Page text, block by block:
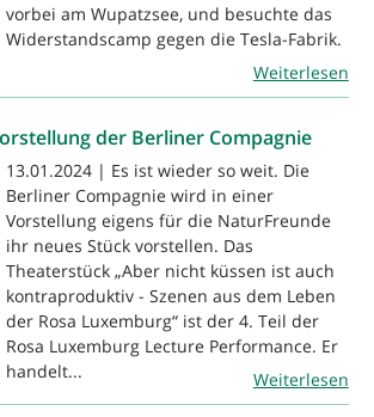
vorbei am Wupatzsee, und besuchte das
Widerstandscamp gegen die Tesla-Fabrik.
Weiterlesen
der Berliner Compagnie
13.01.2024 | Es ist wieder so weit. Die
Berliner Compagnie wird in einer
Vorstellung eigens für die NaturFreunde
ihr neues Stück vorstellen. Das
Theaterstück „Aber nicht küssen ist auch
kontraproduktiv - Szenen aus dem Leben
der Rosa Luxemburg“ ist der 4. Teil der
Rosa Luxemburg Lecture Performance. Er
handelt...
Weiterlesen